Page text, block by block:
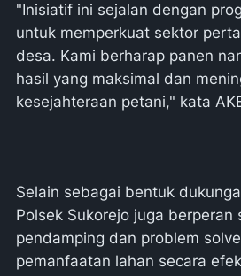
"Inisiatif ini sejalan dengan
untuk memperkuat sektor
desa. Kami berharap panen
hasil yang maksimal dan
kesejahteraan petani," kata
Selain sebagai bentuk
Polsek Sukorejo juga berperan
pendamping dan problem
pemanfaatan lahan secara